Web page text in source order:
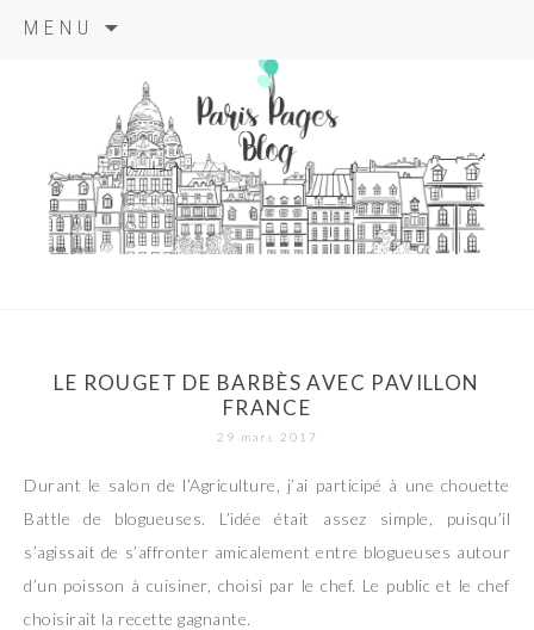
MENU
principal
paris pages
blog
LE ROUGET DE BARBÈS AVEC PAVILLON
FRANCE
29 mars 2017
Durant le salon de l’Agriculture, j’ai participé à une chouette
Battle de blogueuses. L’idée était assez simple, puisqu’il
s’agissait de s’affronter amicalement entre blogueuses autour
d’un poisson à cuisiner, choisi par le chef. Le public et le chef
choisirait la recette gagnante.